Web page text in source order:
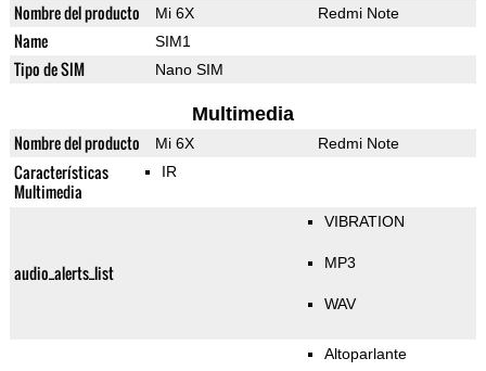
Nombre del producto Mi 6X Redmi Note
Name SIM1
Tipo de SIM Nano SIM
Multimedia
Nombre del producto Mi 6X Redmi Note
Características
Multimedia
IR
audio_alerts_list
VIBRATION
MP3
WAV
Altoparlante